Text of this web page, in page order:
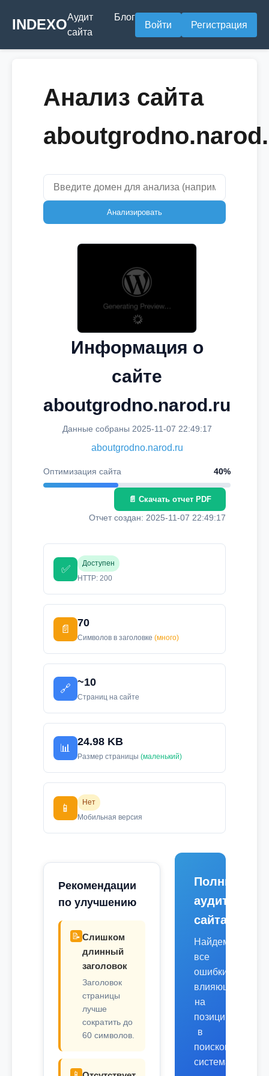
INDEXOАудит
сайта
Блог
Войти Регистрация
Анализ сайта
Анализировать
Информация о
сайте
aboutgrodno.narod.ru
Данные собраны 2025-11-07 22:49:17
aboutgrodno.narod.ru
Оптимизация сайта 40%
📄 Скачать отчет PDF
Отчет создан: 2025-11-07 22:49:17
✅
Доступен
HTTP: 200
📄
70
Символов в заголовке (много)
🔗
~10
Страниц на сайте
📊
24.98 KB
Размер страницы (маленький)
📱
Нет
Мобильная версия
Рекомендации
по улучшению
📝 Слишком
длинный
заголовок
Заголовок
страницы
лучше
сократить до
60 символов.
Полный
аудит
сайта
Найдем
все
ошибки,
влияющие
на
позиции
в
поисковых
системах.